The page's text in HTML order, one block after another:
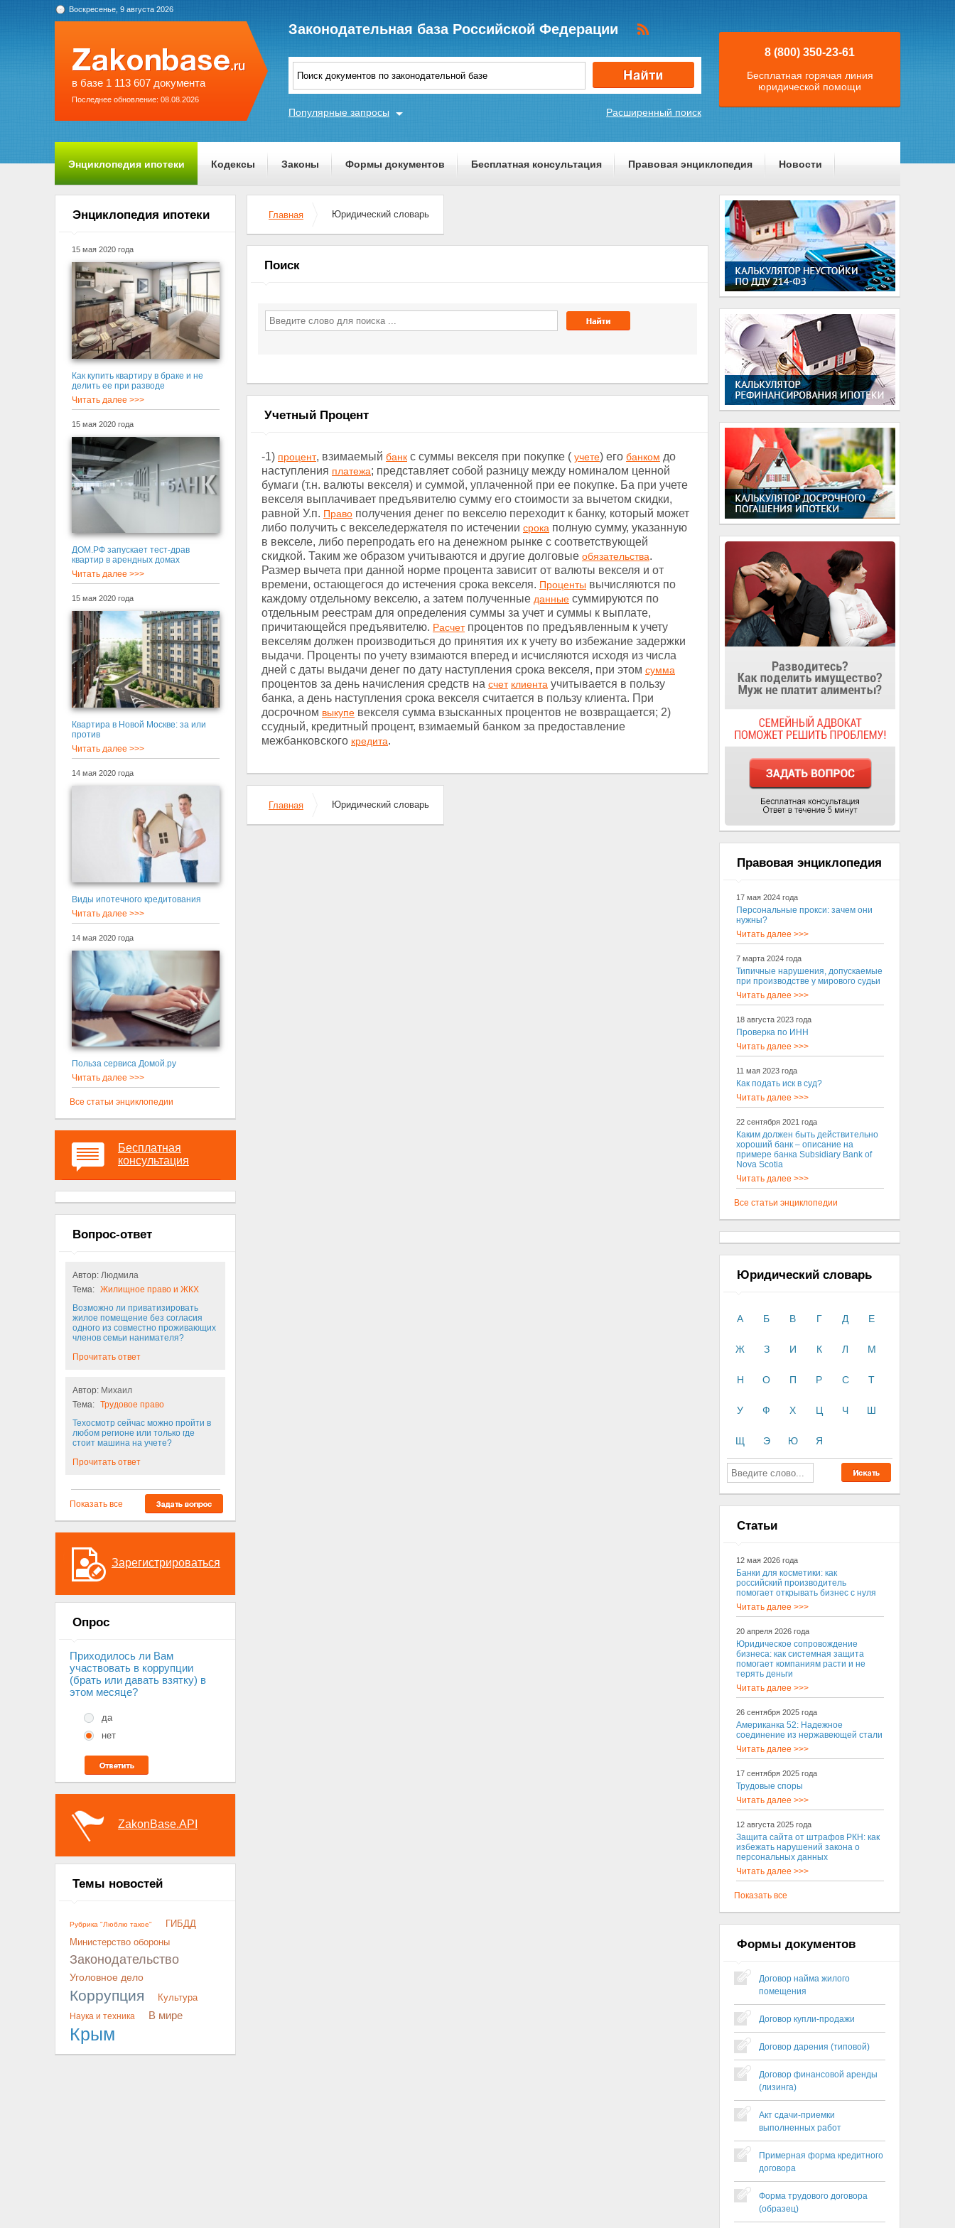
Воскресенье, 9 августа 2026
в базе 1 113 607 документа
Последнее обновление: 08.08.2026
Законодательная база Российской Федерации
Расширенный поиск
Популярные запросы
8 (800) 350-23-61
Бесплатная горячая линия
юридической помощи
Энциклопедия ипотеки Кодексы Законы Формы документов Бесплатная консультация Правовая энциклопедия Новости
О проекте
Энциклопедия ипотеки
15 мая 2020 года
Как купить квартиру в браке и не
делить ее при разводе
Читать далее >>>
15 мая 2020 года
ДОМ.РФ запускает тест-драв
квартир в арендных домах
Читать далее >>>
15 мая 2020 года
Квартира в Новой Москве: за или
против
Читать далее >>>
14 мая 2020 года
Виды ипотечного кредитования
Читать далее >>>
14 мая 2020 года
Польза сервиса Домой.ру
Читать далее >>>
Все статьи энциклопедии
Бесплатная
консультация
Вопрос-ответ
Автор: Людмила
Тема: Жилищное право и ЖКХ
Возможно ли приватизировать
жилое помещение без согласия
одного из совместно проживающих
членов семьи нанимателя?
Прочитать ответ
Автор: Михаил
Тема: Трудовое право
Техосмотр сейчас можно пройти в
любом регионе или только где
стоит машина на учете?
Прочитать ответ
Показать все
Зарегистрироваться
Опрос
Приходилось ли Вам
участвовать в коррупции
(брать или давать взятку) в
этом месяце?
да
нет
ZakonBase.API
Темы новостей
Рубрика "Люблю такое"
ГИБДД
Министерство обороны
Законодательство
Уголовное дело
Коррупция Культура
Наука и техника В мире
Крым
Главная Юридический словарь
Поиск
Учетный Процент
-1) процент, взимаемый банк с суммы векселя при покупке ( учете) его банком до
наступления платежа; представляет собой разницу между номиналом ценной
бумаги (т.н. валюты векселя) и суммой, уплаченной при ее покупке. Ба при учете
векселя выплачивает предъявителю сумму его стоимости за вычетом скидки,
равной У.п. Право получения денег по векселю переходит к банку, который может
либо получить с векселедержателя по истечении срока полную сумму, указанную
в векселе, либо перепродать его на денежном рынке с соответствующей
скидкой. Таким же образом учитываются и другие долговые обязательства.
Размер вычета при данной норме процента зависит от валюты векселя и от
времени, остающегося до истечения срока векселя. Проценты вычисляются по
каждому отдельному векселю, а затем полученные данные суммируются по
отдельным реестрам для определения суммы за учет и суммы к выплате,
причитающейся предъявителю. Расчетпроцентов по предъявленным к учету
векселям должен производиться до принятия их к учету во избежание задержки
выдачи. Проценты по учету взимаются вперед и исчисляются исходя из числа
дней с даты выдачи денег по дату наступления срока векселя, при этом сумма
процентов за день начисления средств на счет клиента учитывается в пользу
банка, а день наступления срока векселя считается в пользу клиента. При
досрочном выкупе векселя сумма взысканных процентов не возвращается; 2)
ссудный, кредитный процент, взимаемый банком за предоставление
межбанковского кредита.
Главная Юридический словарь
Правовая энциклопедия
17 мая 2024 года
Персональные прокси: зачем они
нужны?
Читать далее >>>
7 марта 2024 года
Типичные нарушения, допускаемые
при производстве у мирового судьи
Читать далее >>>
18 августа 2023 года
Проверка по ИНН
Читать далее >>>
11 мая 2023 года
Как подать иск в суд?
Читать далее >>>
22 сентября 2021 года
Каким должен быть действительно
хороший банк – описание на
примере банка Subsidiary Bank of
Nova Scotia
Читать далее >>>
Все статьи энциклопедии
Юридический словарь
А Б В Г Д Е
Ж З И К Л М
Н О П Р С Т
У Ф Х Ц Ч Ш
Щ Э Ю Я
Статьи
12 мая 2026 года
Банки для косметики: как
российский производитель
помогает открывать бизнес с нуля
Читать далее >>>
20 апреля 2026 года
Юридическое сопровождение
бизнеса: как системная защита
помогает компаниям расти и не
терять деньги
Читать далее >>>
26 сентября 2025 года
Американка 52: Надежное
соединение из нержавеющей стали
Читать далее >>>
17 сентября 2025 года
Трудовые споры
Читать далее >>>
12 августа 2025 года
Защита сайта от штрафов РКН: как
избежать нарушений закона о
персональных данных
Читать далее >>>
Показать все
Формы документов
Договор найма жилого
помещения
Договор купли-продажи
Договор дарения (типовой)
Договор финансовой аренды
(лизинга)
Акт сдачи-приемки
выполненных работ
Примерная форма кредитного
договора
Форма трудового договора
(образец)